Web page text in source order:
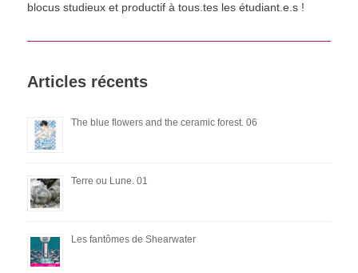
blocus studieux et productif à tous.tes les étudiant.e.s !
Articles récents
The blue flowers and the ceramic forest. 06
Terre ou Lune. 01
Les fantômes de Shearwater